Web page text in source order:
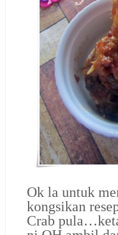
Ok la untuk
kongsikan
Crab